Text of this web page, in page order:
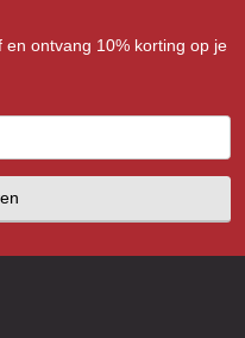
ontvang 10% korting op je